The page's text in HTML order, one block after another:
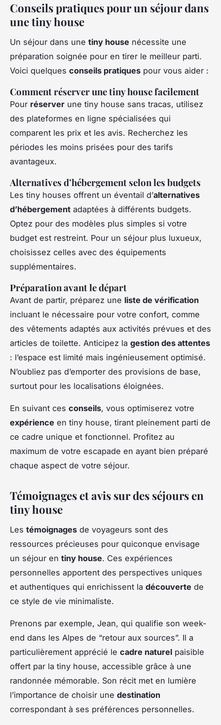
Conseils pratiques pour un séjour dans
une tiny house
Un séjour dans une tiny house nécessite une
préparation soignée pour en tirer le meilleur parti.
Voici quelques conseils pratiques pour vous aider :
Comment réserver une tiny house facilement
Pour réserver une tiny house sans tracas, utilisez
des plateformes en ligne spécialisées qui
comparent les prix et les avis. Recherchez les
périodes les moins prisées pour des tarifs
avantageux.
Alternatives d’hébergement selon les budgets
Les tiny houses offrent un éventail d’alternatives
d’hébergement adaptées à différents budgets.
Optez pour des modèles plus simples si votre
budget est restreint. Pour un séjour plus luxueux,
choisissez celles avec des équipements
supplémentaires.
Préparation avant le départ
Avant de partir, préparez une liste de vérification
incluant le nécessaire pour votre confort, comme
des vêtements adaptés aux activités prévues et des
articles de toilette. Anticipez la gestion des attentes
: l’espace est limité mais ingénieusement optimisé.
N’oubliez pas d’emporter des provisions de base,
surtout pour les localisations éloignées.
En suivant ces conseils, vous optimiserez votre
expérience en tiny house, tirant pleinement parti de
ce cadre unique et fonctionnel. Profitez au
maximum de votre escapade en ayant bien préparé
chaque aspect de votre séjour.
Témoignages et avis sur des séjours en
tiny house
Les témoignages de voyageurs sont des
ressources précieuses pour quiconque envisage
un séjour en tiny house. Ces expériences
personnelles apportent des perspectives uniques
et authentiques qui enrichissent la découverte de
ce style de vie minimaliste.
Prenons par exemple, Jean, qui qualifie son week-
end dans les Alpes de “retour aux sources”. Il a
particulièrement apprécié le cadre naturel paisible
offert par la tiny house, accessible grâce à une
randonnée mémorable. Son récit met en lumière
l’importance de choisir une destination
correspondant à ses préférences personnelles.